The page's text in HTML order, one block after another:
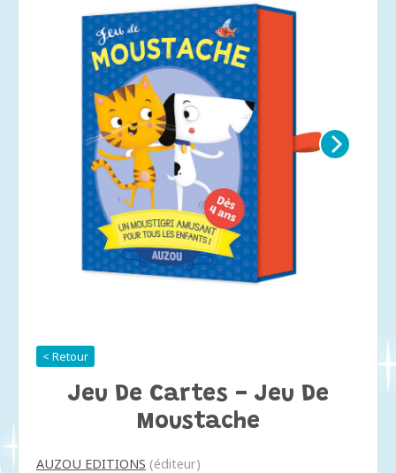
< Retour
Jeu De Cartes - Jeu De
Moustache
AUZOU EDITIONS (éditeur)